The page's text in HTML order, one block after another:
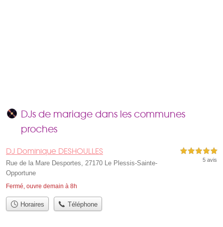
DJs de mariage dans les communes
proches
DJ Dominique DESHOULLES
Rue de la Mare Desportes, 27170 Le Plessis-Sainte-
Opportune
Fermé, ouvre demain à 8h
5,0 étoiles sur 5
5 avis
Horaires Téléphone